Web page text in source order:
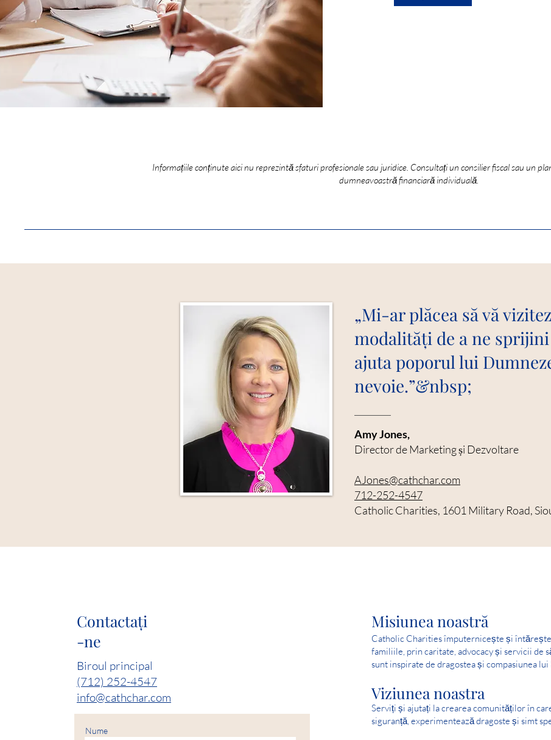
Informațiile conținute aici nu reprezintă sfaturi profesionale sau juridice. Consultați un consilier fiscal sau un
dumneavoastră financiară individuală.
„Mi-ar plăcea să vă
modalități de a ne
ajuta poporul lui
nevoie.”&nbsp;
Amy Jones,
Director de Marketing și Dezvoltare
AJones@cathchar.com
712-252-4547
Catholic Charities, 1601 Military Road,
Contactaţi
-ne
Biroul principal
(712) 252-4547
info@cathchar.com
Nume
Catholic Charities împuternicește și
familiile, prin caritate, advocacy și servicii de
sunt inspirate de dragostea și compasiunea lui
Misiunea noastră
Viziunea noastra
Serviți și ajutați la crearea comunităților în
siguranță, experimentează dragoste și simt